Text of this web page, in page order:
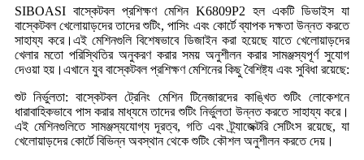
SIBOASI বাস্কেটবল প্রশিক্ষণ মেশিন K6809P2 হল একটি ডিভাইস যা
বাস্কেটবল খেলোয়াড়দের তাদের শুটিং, পাসিং এবং কোর্টে ব্যাপক দক্ষতা উন্নত করতে
সাহায্য করে।এই মেশিনগুলি বিশেষভাবে ডিজাইন করা হয়েছে যাতে খেলোয়াড়দের
খেলার মতো পরিস্থিতির অনুকরণ করার সময় অনুশীলন করার সামঞ্জস্যপূর্ণ সুযোগ
দেওয়া হয়।এখানে যুব বাস্কেটবল প্রশিক্ষণ মেশিনের কিছু বৈশিষ্ট্য এবং সুবিধা রয়েছে:
শুট নির্ভুলতা: বাস্কেটবল ট্রেনিং মেশিন টিনেজারদের কাঙ্খিত শুটিং লোকেশনে
ধারাবাহিকভাবে পাস করার মাধ্যমে তাদের শুটিং নির্ভুলতা উন্নত করতে সাহায্য করে।
এই মেশিনগুলিতে সামঞ্জস্যযোগ্য দূরত্ব, গতি এবং ট্র্যাজেক্টরি সেটিংস রয়েছে, যা
খেলোয়াড়দের কোর্টে বিভিন্ন অবস্থান থেকে শুটিং কৌশল অনুশীলন করতে দেয়।